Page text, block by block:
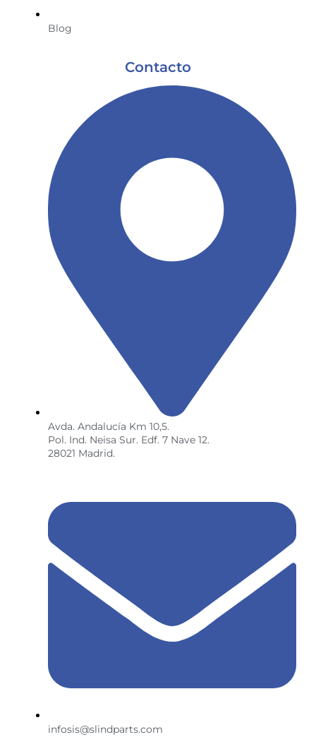
Blog
Contacto
Avda. Andalucía Km 10,5.
Pol. Ind. Neisa Sur. Edf. 7 Nave 12.
28021 Madrid.
infosis@slindparts.com